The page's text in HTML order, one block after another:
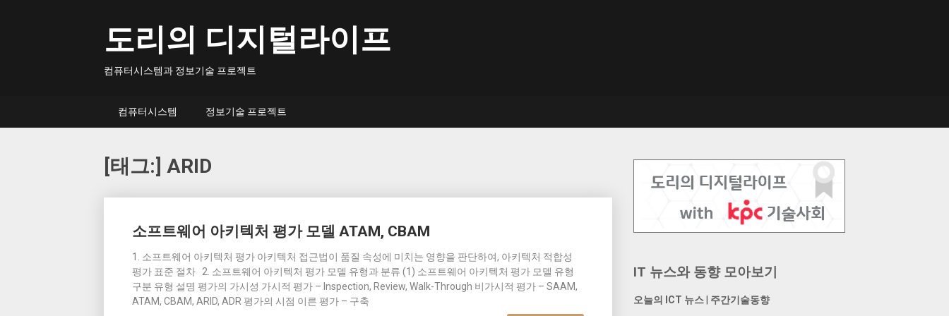
도리의 디지털라이프
컴퓨터시스템과 정보기술 프로젝트
컴퓨터시스템 정보기술 프로젝트
[태그:] ARID
소프트웨어 아키텍처 평가 모델 ATAM, CBAM
1. 소프트웨어 아키텍처 평가 아키텍처 접근법이 품질 속성에 미치는 영향을 판단하여, 아키텍처 적합성
평가 표준 절차 2. 소프트웨어 아키텍처 평가 모델 유형과 분류 (1) 소프트웨어 아키텍처 평가 모델 유형
구분 유형 설명 평가의 가시성 가시적 평가 – Inspection, Review, Walk-Through 비가시적 평가 – SAAM,
ATAM, CBAM, ARID, ADR 평가의 시점 이른 평가 – 구축
navigation
IT 뉴스와 동향 모아보기
오늘의 ICT 뉴스 주간기술동향